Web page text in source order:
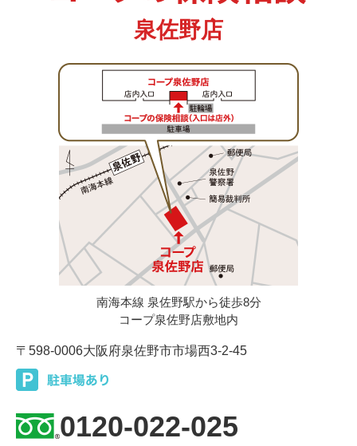
泉佐野店
南海本線 泉佐野駅から徒歩8分
コープ泉佐野店敷地内
〒598-0006大阪府泉佐野市市場西3-2-45
0120-022-025